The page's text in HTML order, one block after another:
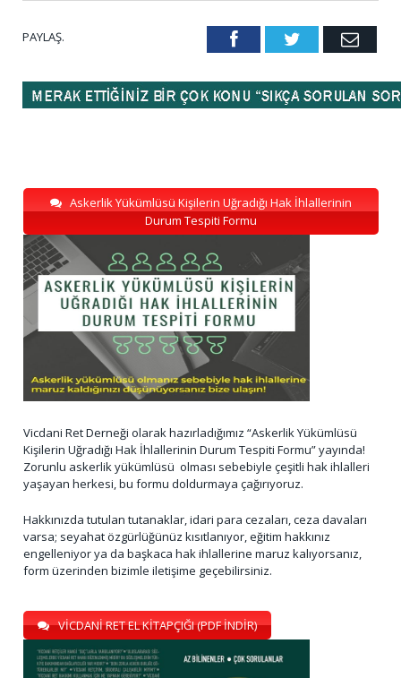
PAYLAŞ. FacebookTwitter Email
Askerlik Yükümlüsü Kişilerin Uğradığı Hak İhlallerinin
Durum Tespiti Formu
Vicdani Ret Derneği olarak hazırladığımız “Askerlik Yükümlüsü
Kişilerin Uğradığı Hak İhlallerinin Durum Tespiti Formu” yayında!
Zorunlu askerlik yükümlüsü olması sebebiyle çeşitli hak ihlalleri
yaşayan herkesi, bu formu doldurmaya çağırıyoruz.
Hakkınızda tutulan tutanaklar, idari para cezaları, ceza davaları
varsa; seyahat özgürlüğünüz kısıtlanıyor, eğitim hakkınız
engelleniyor ya da başkaca hak ihlallerine maruz kalıyorsanız,
form üzerinden bizimle iletişime geçebilirsiniz.
VİCDANİ RET EL KİTAPÇIĞI (PDF İNDİR)